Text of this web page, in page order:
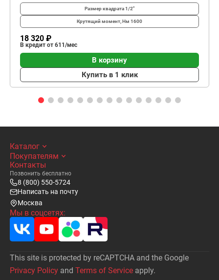
Размер квадрата1/2"
Крутящий момент, Нм 1600
18 320 ₽
В кредит от 611/мес
В корзину
Купить в 1 клик
Каталог
Покупателям
Контакты
Позвонить бесплатно
8 (800) 550-5724
Написать на почту
Москва
Мы в соцсетях:
This site is protected by reCAPTCHA and the Google
Privacy Policy and Terms of Service apply.